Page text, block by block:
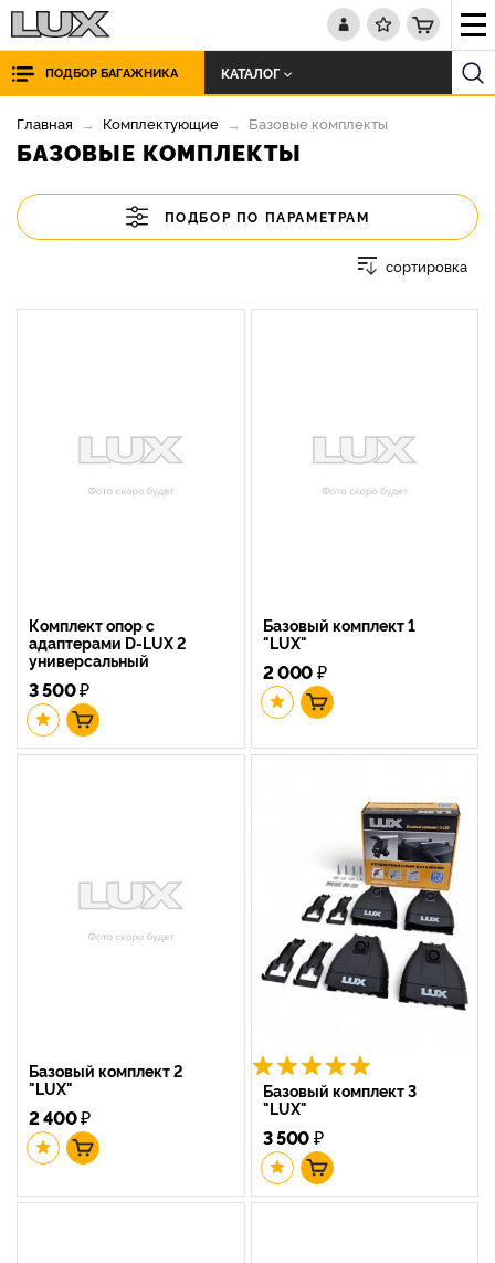
ПОДБОР БАГАЖНИКА КАТАЛОГ
Главная Комплектующие Базовые комплекты
БАЗОВЫЕ КОМПЛЕКТЫ
ПОДБОР ПО ПАРАМЕТРАМ
сортировка
Комплект опор с
адаптерами D-LUX 2
универсальный
3 500₽
Базовый комплект 1
"LUX"
2 000₽
Базовый комплект 2
"LUX"
2 400₽
Базовый комплект 3
"LUX"
3 500₽